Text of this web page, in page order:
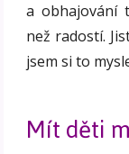
a obhajování
než radostí.
jsem si to
Mít děti